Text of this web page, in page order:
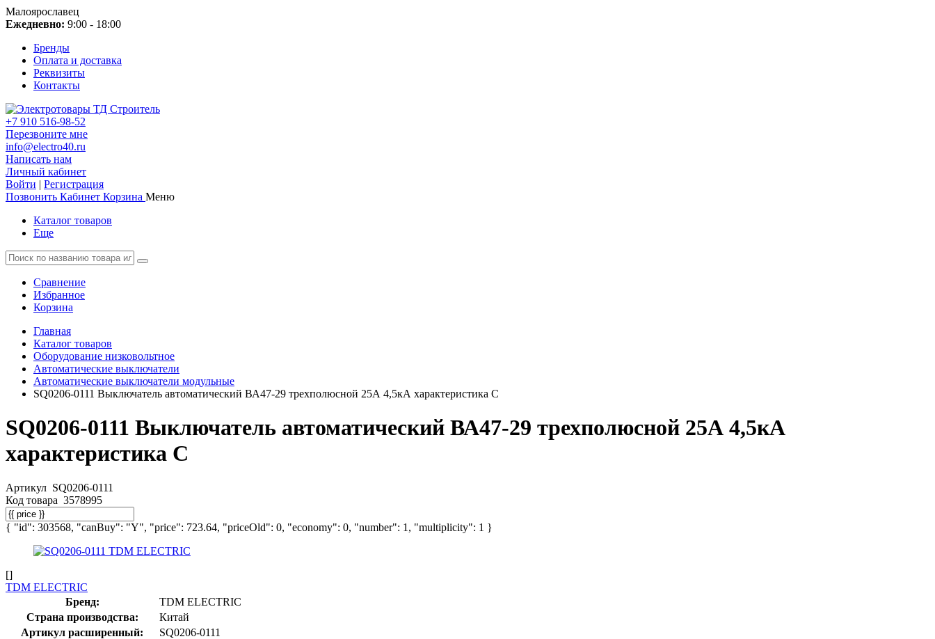
Малоярославец
Ежедневно: 9:00 - 18:00
Бренды
Оплата и доставка
Реквизиты
Контакты
+7 910 516-98-52
Перезвоните мне
info@electro40.ru
Написать нам
Личный кабинет
Войти | Регистрация
Позвонить Кабинет Корзина Меню
Каталог товаров
Еще
Сравнение
Избранное
Корзина
Главная
Каталог товаров
Оборудование низковольтное
Автоматические выключатели
Автоматические выключатели модульные
SQ0206-0111 Выключатель автоматический ВА47-29 трехполюсной 25А 4,5кА характеристика С
SQ0206-0111 Выключатель автоматический ВА47-29 трехполюсной 25А 4,5кА
характеристика С
Артикул SQ0206-0111
Код товара 3578995
{ "id": 303568, "canBuy": "Y", "price": 723.64, "priceOld": 0, "economy": 0, "number": 1, "multiplicity": 1 }
[]
TDM ELECTRIC
Бренд:
TDM ELECTRIC
Страна производства:
Китай
Артикул расширенный:
SQ0206-0111